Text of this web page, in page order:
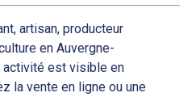
artisan, producteur
en Auvergne-
activité est visible en
la vente en ligne ou une